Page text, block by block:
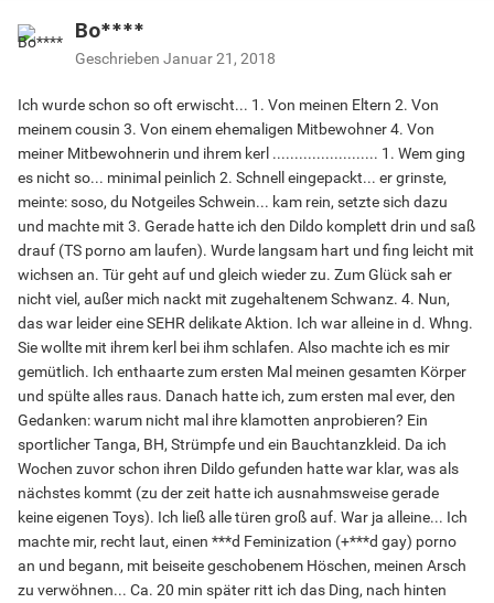
Bo****
Geschrieben Januar 21, 2018
Ich wurde schon so oft erwischt... 1. Von meinen Eltern 2. Von
meinem cousin 3. Von einem ehemaligen Mitbewohner 4. Von
meiner Mitbewohnerin und ihrem kerl ........................ 1. Wem ging
es nicht so... minimal peinlich 2. Schnell eingepackt... er grinste,
meinte: soso, du Notgeiles Schwein... kam rein, setzte sich dazu
und machte mit 3. Gerade hatte ich den Dildo komplett drin und saß
drauf (TS porno am laufen). Wurde langsam hart und fing leicht mit
wichsen an. Tür geht auf und gleich wieder zu. Zum Glück sah er
nicht viel, außer mich nackt mit zugehaltenem Schwanz. 4. Nun,
das war leider eine SEHR delikate Aktion. Ich war alleine in d. Whng.
Sie wollte mit ihrem kerl bei ihm schlafen. Also machte ich es mir
gemütlich. Ich enthaarte zum ersten Mal meinen gesamten Körper
und spülte alles raus. Danach hatte ich, zum ersten mal ever, den
Gedanken: warum nicht mal ihre klamotten anprobieren? Ein
sportlicher Tanga, BH, Strümpfe und ein Bauchtanzkleid. Da ich
Wochen zuvor schon ihren Dildo gefunden hatte war klar, was als
nächstes kommt (zu der zeit hatte ich ausnahmsweise gerade
keine eigenen Toys). Ich ließ alle türen groß auf. War ja alleine... Ich
machte mir, recht laut, einen ***d Feminization (+***d gay) porno
an und begann, mit beiseite geschobenem Höschen, meinen Arsch
zu verwöhnen... Ca. 20 min später ritt ich das Ding, nach hinten